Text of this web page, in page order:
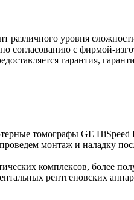
различного уровня
согласованию с фирмой-
гарантия,
томографы GE HiSpeed
монтаж и наладку
комплексов, более
рентгеновских